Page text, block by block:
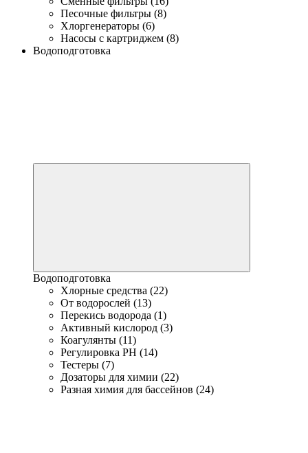
Песочные фильтры (8)
Хлоргенераторы (6)
Насосы с картриджем (8)
Водоподготовка
Водоподготовка
Хлорные средства (22)
От водорослей (13)
Перекись водорода (1)
Активный кислород (3)
Коагулянты (11)
Регулировка PH (14)
Тестеры (7)
Дозаторы для химии (22)
Разная химия для бассейнов (24)